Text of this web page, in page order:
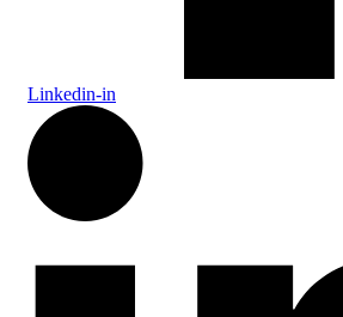
Linkedin-in